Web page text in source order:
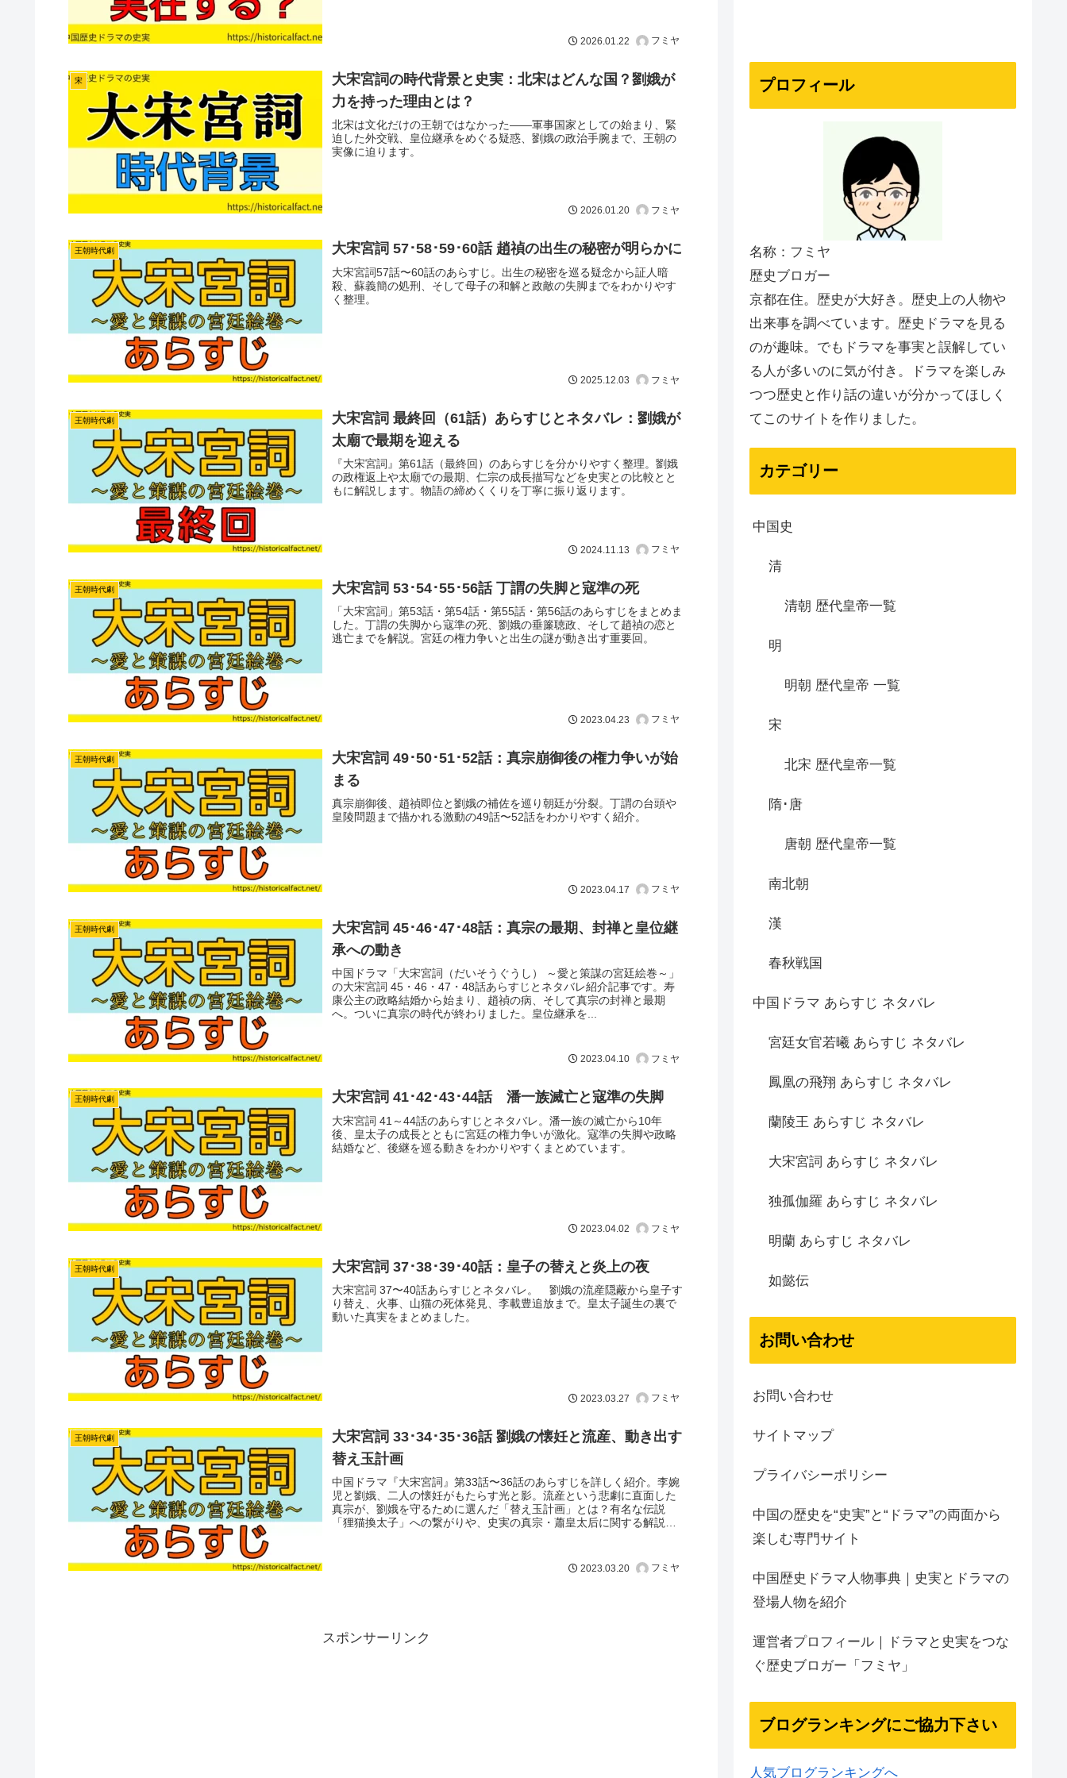
2026.01.22 フミヤ
宋
大宋宮詞の時代背景と史実：北宋はどんな国？劉娥が
力を持った理由とは？
北宋は文化だけの王朝ではなかった――軍事国家としての始まり、緊
迫した外交戦、皇位継承をめぐる疑惑、劉娥の政治手腕まで、王朝の
実像に迫ります。
2026.01.20 フミヤ
王朝時代劇 大宋宮詞 57･58･59･60話 趙禎の出生の秘密が明らかに
大宋宮詞57話〜60話のあらすじ。出生の秘密を巡る疑念から証人暗
殺、蘇義簡の処刑、そして母子の和解と政敵の失脚までをわかりやす
く整理。
2025.12.03 フミヤ
王朝時代劇
大宋宮詞 最終回（61話）あらすじとネタバレ：劉娥が
太廟で最期を迎える
『大宋宮詞』第61話（最終回）のあらすじを分かりやすく整理。劉娥
の政権返上や太廟での最期、仁宗の成長描写などを史実との比較とと
もに解説します。物語の締めくくりを丁寧に振り返ります。
2024.11.13 フミヤ
王朝時代劇 大宋宮詞 53･54･55･56話 丁謂の失脚と寇準の死
「大宋宮詞」第53話・第54話・第55話・第56話のあらすじをまとめま
した。丁謂の失脚から寇準の死、劉娥の垂簾聴政、そして趙禎の恋と
逃亡までを解説。宮廷の権力争いと出生の謎が動き出す重要回。
2023.04.23 フミヤ
王朝時代劇
大宋宮詞 49･50･51･52話：真宗崩御後の権力争いが始
まる
真宗崩御後、趙禎即位と劉娥の補佐を巡り朝廷が分裂。丁謂の台頭や
皇陵問題まで描かれる激動の49話〜52話をわかりやすく紹介。
2023.04.17 フミヤ
王朝時代劇
大宋宮詞 45･46･47･48話：真宗の最期、封禅と皇位継
承への動き
中国ドラマ「大宋宮詞（だいそうぐうし） ～愛と策謀の宮廷絵巻～」
の大宋宮詞 45・46・47・48話あらすじとネタバレ紹介記事です。寿
康公主の政略結婚から始まり、趙禎の病、そして真宗の封禅と最期
へ。ついに真宗の時代が終わりました。皇位継承を...
2023.04.10 フミヤ
王朝時代劇 大宋宮詞 41･42･43･44話 潘一族滅亡と寇準の失脚
大宋宮詞 41～44話のあらすじとネタバレ。潘一族の滅亡から10年
後、皇太子の成長とともに宮廷の権力争いが激化。寇準の失脚や政略
結婚など、後継を巡る動きをわかりやすくまとめています。
2023.04.02 フミヤ
王朝時代劇 大宋宮詞 37･38･39･40話：皇子の替えと炎上の夜
大宋宮詞 37〜40話あらすじとネタバレ。 劉娥の流産隠蔽から皇子す
り替え、火事、山猫の死体発見、李載豊追放まで。皇太子誕生の裏で
動いた真実をまとめました。
2023.03.27 フミヤ
王朝時代劇
大宋宮詞 33･34･35･36話 劉娥の懐妊と流産、動き出す
替え玉計画
中国ドラマ『大宋宮詞』第33話〜36話のあらすじを詳しく紹介。李婉
児と劉娥、二人の懐妊がもたらす光と影。流産という悲劇に直面した
真宗が、劉娥を守るために選んだ「替え玉計画」とは？有名な伝説
「狸猫換太子」への繋がりや、史実の真宗・蕭皇太后に関する解説も
2023.03.20 フミヤ
スポンサーリンク
プロフィール
名称：フミヤ
歴史ブロガー
京都在住。歴史が大好き。歴史上の人物や
出来事を調べています。歴史ドラマを見る
のが趣味。でもドラマを事実と誤解してい
る人が多いのに気が付き。ドラマを楽しみ
つつ歴史と作り話の違いが分かってほしく
てこのサイトを作りました。
カテゴリー
中国史
清
清朝 歴代皇帝一覧
明
明朝 歴代皇帝 一覧
宋
北宋 歴代皇帝一覧
隋･唐
唐朝 歴代皇帝一覧
南北朝
漢
春秋戦国
中国ドラマ あらすじ ネタバレ
宮廷女官若曦 あらすじ ネタバレ
鳳凰の飛翔 あらすじ ネタバレ
蘭陵王 あらすじ ネタバレ
大宋宮詞 あらすじ ネタバレ
独孤伽羅 あらすじ ネタバレ
明蘭 あらすじ ネタバレ
如懿伝
お問い合わせ
お問い合わせ
サイトマップ
プライバシーポリシー
中国の歴史を“史実”と“ドラマ”の両面から
楽しむ専門サイト
中国歴史ドラマ人物事典｜史実とドラマの
登場人物を紹介
運営者プロフィール｜ドラマと史実をつな
ぐ歴史ブロガー「フミヤ」
ブログランキングにご協力下さい
人気ブログランキングへ